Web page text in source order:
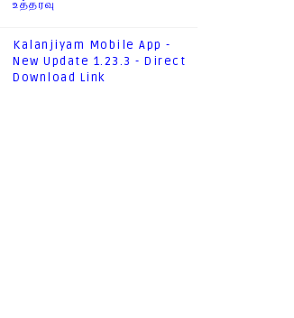
உத்தரவு
Kalanjiyam Mobile App -
New Update 1.23.3 - Direct
Download Link